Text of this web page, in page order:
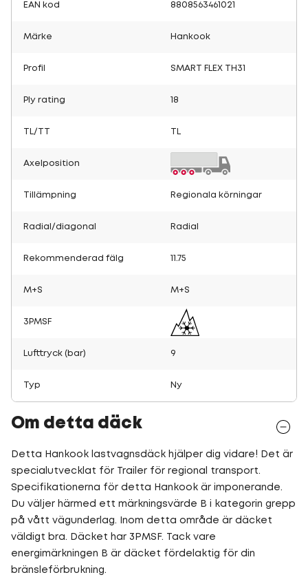
EAN kod 8808563461021
Märke Hankook
Profil SMART FLEX TH31
Ply rating 18
TL/TT
Axelposition
Tillämpning Regionala körningar
Radial/diagonal Radial
Rekommenderad fälg 11.75
M+S M+S
3PMSF
Lufttryck (bar) 9
Typ Ny
Om detta däck
Detta Hankook lastvagnsdäck hjälper dig vidare! Det är
specialutvecklat för Trailer för regional transport.
Specifikationerna för detta Hankook är imponerande.
Du väljer härmed ett märkningsvärde B i kategorin grepp
på vått vägunderlag. Inom detta område är däcket
väldigt bra. Däcket har 3PMSF. Tack vare
energimärkningen B är däcket fördelaktig för din
bränsleförbrukning.